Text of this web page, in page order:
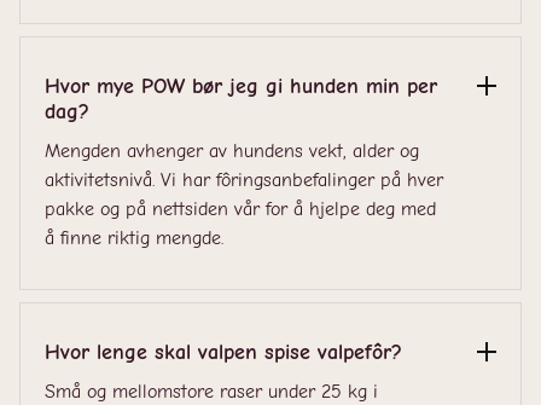
Hvor mye POW bør jeg gi hunden min per
dag?
Mengden avhenger av hundens vekt, alder og
aktivitetsnivå. Vi har fôringsanbefalinger på hver
pakke og på nettsiden vår for å hjelpe deg med
å finne riktig mengde.
Hvor lenge skal valpen spise valpefôr?
Små og mellomstore raser under 25 kg i